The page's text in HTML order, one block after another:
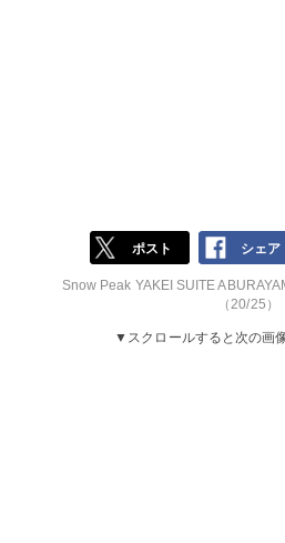
ポスト シェア
Snow Peak YAKEI SUITE
（20/25）
▼スクロールすると次の画